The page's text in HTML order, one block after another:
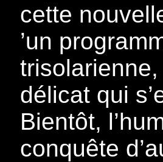
cette
’un
délicat qui
Bientôt,
conquête